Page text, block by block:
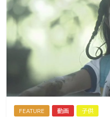
FEATURE 動画 子供